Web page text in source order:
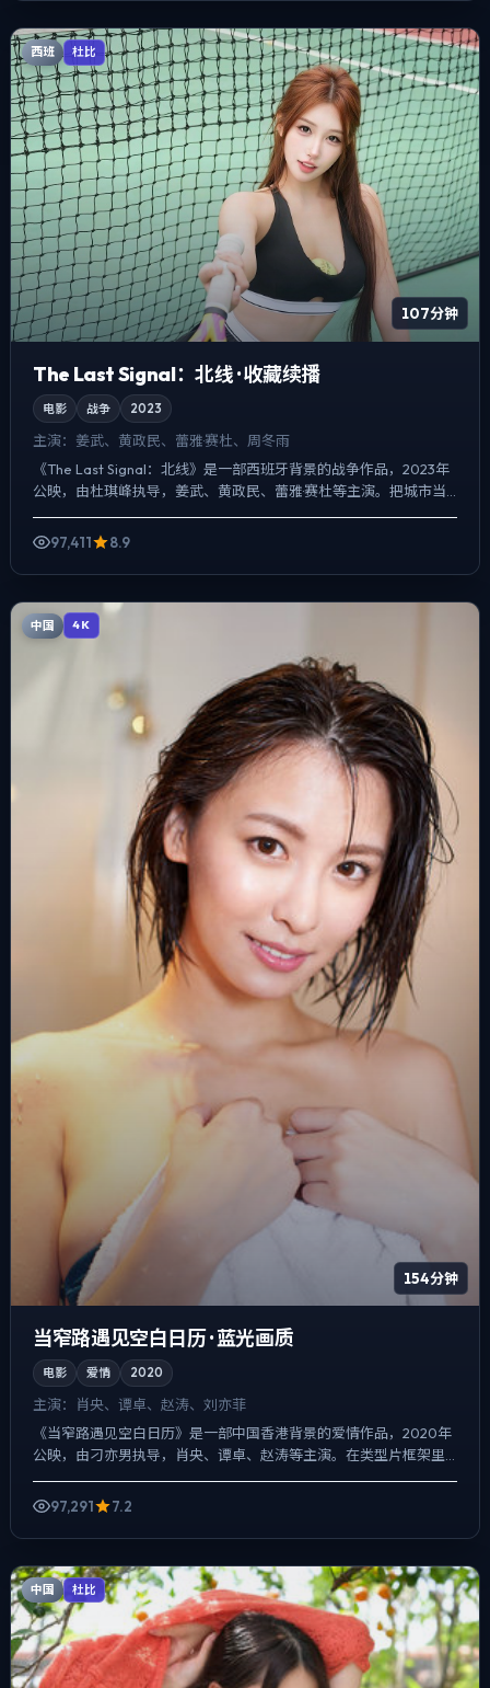
西班 杜比
107分钟
The Last Signal：北线 · 收藏续播
电影 战争 2023
主演： 姜武、黄政民、蕾雅·赛杜、周冬雨
《The Last Signal：北线》是一部西班牙背景的战争作品，2023年
公映，由杜琪峰执导，姜武、黄政民、蕾雅·赛杜等主演。把城市当
97,411
8.9
中国 4K
154分钟
当窄路遇见空白日历 · 蓝光画质
电影 爱情 2020
主演：
肖央、谭卓、赵涛、刘亦菲
《当窄路遇见空白日历》是一部中国香港背景的爱情作品，2020年
公映，由刁亦男执导，肖央、谭卓、赵涛等主演。在类型片框架里
埋入作者式旁白与留白，悬疑外壳下，更想讨论的是「记忆是否...
97,291
7.2
中国 杜比